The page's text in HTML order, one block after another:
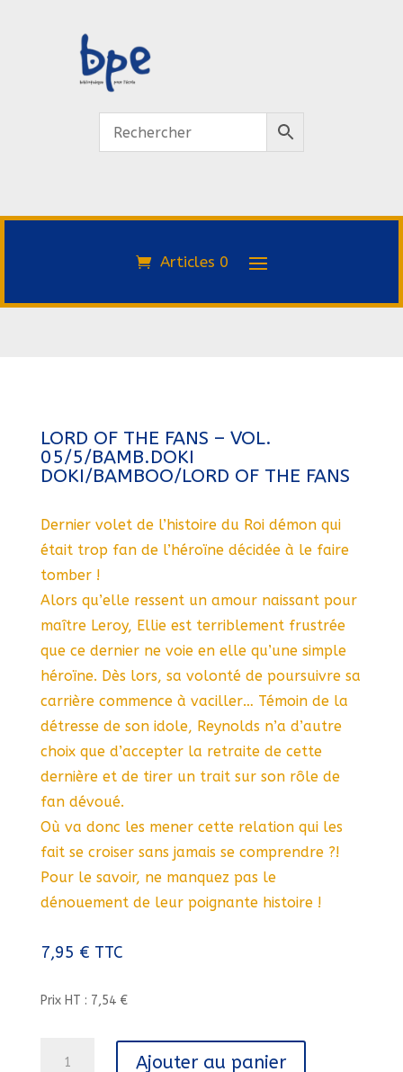
Articles 0
LORD OF THE FANS – VOL.
05/5/BAMB.DOKI
DOKI/BAMBOO/LORD OF THE FANS
Dernier volet de l’histoire du Roi démon qui
était trop fan de l’héroïne décidée à le faire
tomber !
Alors qu’elle ressent un amour naissant pour
maître Leroy, Ellie est terriblement frustrée
que ce dernier ne voie en elle qu’une simple
héroïne. Dès lors, sa volonté de poursuivre sa
carrière commence à vaciller… Témoin de la
détresse de son idole, Reynolds n’a d’autre
choix que d’accepter la retraite de cette
dernière et de tirer un trait sur son rôle de
fan dévoué.
Où va donc les mener cette relation qui les
fait se croiser sans jamais se comprendre ?!
Pour le savoir, ne manquez pas le
dénouement de leur poignante histoire !
7,95 € TTC
Prix HT : 7,54 €
Ajouter au panier